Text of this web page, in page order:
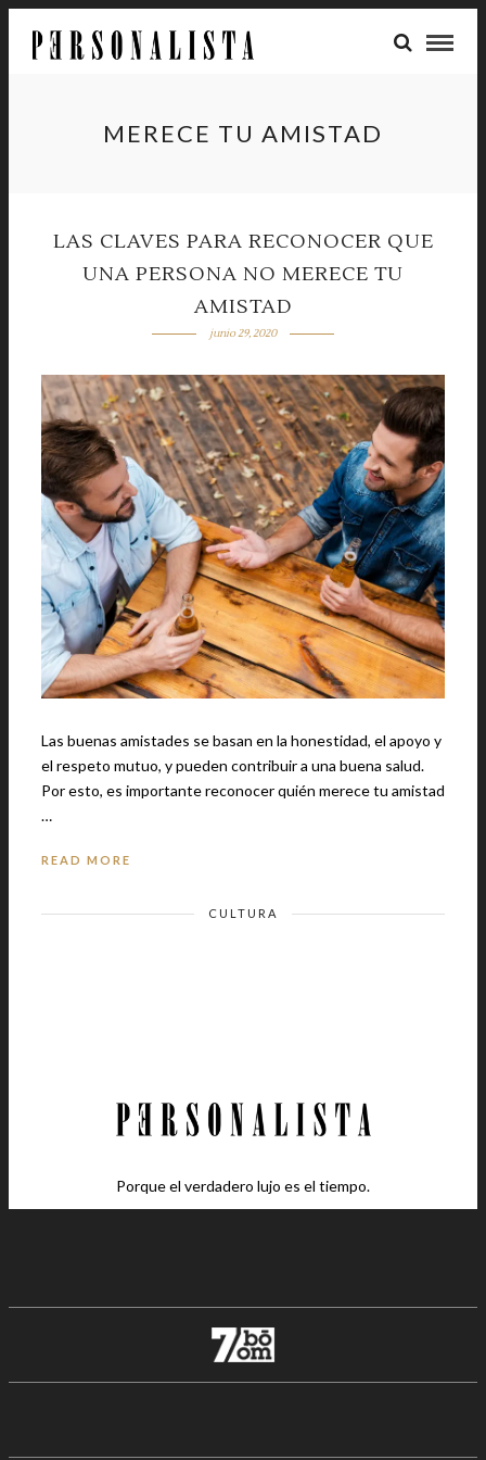
MERECE TU AMISTAD
LAS CLAVES PARA RECONOCER QUE
UNA PERSONA NO MERECE TU
AMISTAD
junio 29, 2020
Las buenas amistades se basan en la honestidad, el apoyo y
el respeto mutuo, y pueden contribuir a una buena salud.
Por esto, es importante reconocer quién merece tu amistad
…
READ MORE
CULTURA
Porque el verdadero lujo es el tiempo.